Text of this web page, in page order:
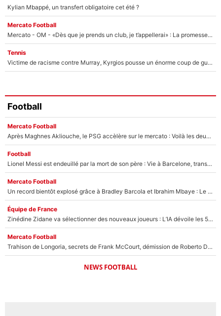
Kylian Mbappé, un transfert obligatoire cet été ?
Mercato Football
Mercato - OM - «Dès que je prends un club, je t’appellerai» : La promesse de Marcelino au moment de claquer la porte
Tennis
Victime de racisme contre Murray, Kyrgios pousse un énorme coup de gueule !
Football
Mercato Football
Après Maghnes Akliouche, le PSG accèlère sur le mercato : Voilà les deux nouvelles recrues qui vont signer la semaine prochaine ?
Football
Lionel Messi est endeuillé par la mort de son père : Vie à Barcelone, transfert au PSG... voilà comment Jorge Messi a joué un rôle essentiel dans sa carrière !
Mercato Football
Un record bientôt explosé grâce à Bradley Barcola et Ibrahim Mbaye : Le PSG sur le point de réaliser un mercato historique ?
Équipe de France
Zinédine Zidane va sélectionner des nouveaux joueurs : L’IA dévoile les 5 cracks qui pourraient rapidement le rejoindre en équipe de France !
Mercato Football
Trahison de Longoria, secrets de Frank McCourt, démission de Roberto De Zerbi : Medhi Benatia se lâche sur son départ de l'OM et fait d'importantes révélations
NEWS FOOTBALL